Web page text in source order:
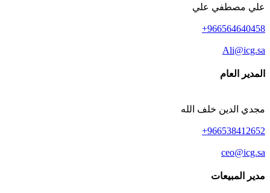
علي مصطفي علي
966564640458+
Ali@icg.sa
المدير العام
مجدي الدين خلف الله
966538412652+
ceo@icg.sa
مدير المبيعات